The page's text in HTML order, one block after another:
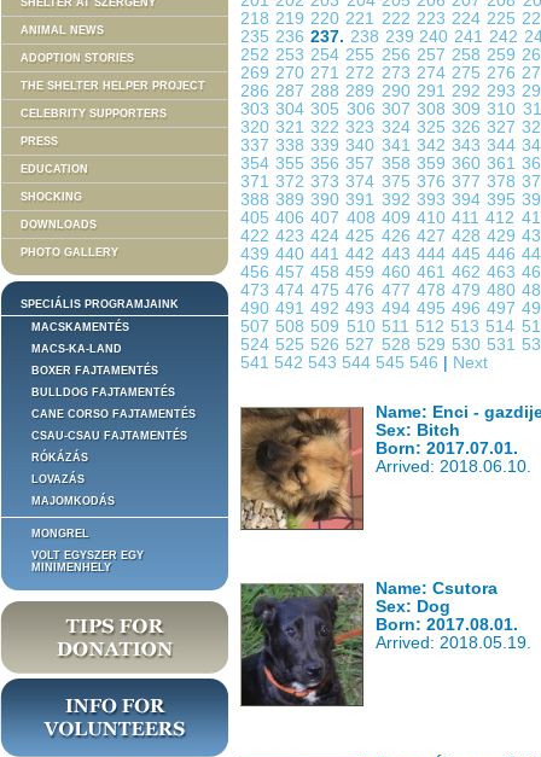
SHELTER AT SZERGÉNY
ANIMAL NEWS
ADOPTION STORIES
THE SHELTER HELPER PROJECT
CELEBRITY SUPPORTERS
PRESS
EDUCATION
SHOCKING
DOWNLOADS
PHOTO GALLERY
SPECIÁLIS PROGRAMJAINK
MACSKAMENTÉS
MACS-KA-LAND
BOXER FAJTAMENTÉS
BULLDOG FAJTAMENTÉS
CANE CORSO FAJTAMENTÉS
CSAU-CSAU FAJTAMENTÉS
RÓKÁZÁS
LOVAZÁS
MAJOMKODÁS
MONGREL
VOLT EGYSZER EGY
MINIMENHELY
218219220221 222 223 224 225
235 236 237. 238 239240241242
252253254255 256 257 258 259
269270271272 273 274 275 276
286287288289 290 291 292 293
303304305 306 307 308309310
320321322323 324 325 326 327
337338339340 341 342 343 344
354355356357 358 359 360 361
371372373374 375 376 377 378
388389390391 392 393 394 395
405406407 408 409 410411412
422423424425 426 427 428 429
439440441442 443 444 445 446
456457458459 460 461 462 463
473474475476 477 478 479 480
490491492493 494 495 496 497
507 508 509 510 511 512 513 514
524 525 526 527 528 529 530 531
541 542 543 544 545 546 Next
Name: Enci -
Sex: Bitch
Born: 2017.07.01.
Arrived: 2018.06.10.
Name: Csutora
Sex: Dog
Born: 2017.08.01.
Arrived: 2018.05.19.